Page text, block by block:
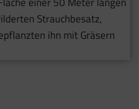
Strauchbesatz,
ihn mit Gräsern